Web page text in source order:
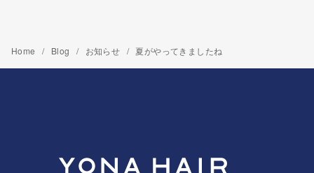
Home Blog お知らせ 夏がやってきましたね